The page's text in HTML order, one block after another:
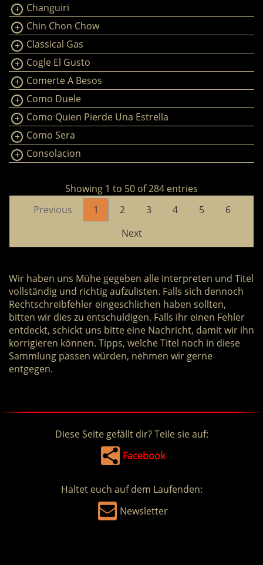
Changuiri
Chin Chon Chow
Classical Gas
Cogle El Gusto
Comerte A Besos
Como Duele
Como Quien Pierde Una Estrella
Como Sera
Consolacion
Showing 1 to 50 of 284 entries
Previous
1 2 3 4 5
6
Next
Wir haben uns Mühe gegeben alle Interpreten und Titel
vollständig und richtig aufzulisten. Falls sich dennoch
Rechtschreibfehler eingeschlichen haben sollten,
bitten wir dies zu entschuldigen. Falls ihr einen Fehler
entdeckt, schickt uns bitte eine Nachricht, damit wir ihn
korrigieren können. Tipps, welche Titel noch in diese
Sammlung passen würden, nehmen wir gerne
entgegen.
Diese Seite gefällt dir? Teile sie auf:
Facebook
Haltet euch auf dem Laufenden:
Newsletter